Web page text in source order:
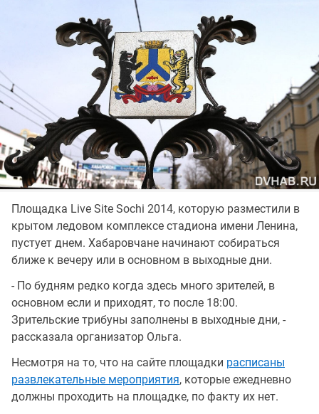
Площадка Live Site Sochi 2014, которую разместили в
крытом ледовом комплексе стадиона имени Ленина,
пустует днем. Хабаровчане начинают собираться
ближе к вечеру или в основном в выходные дни.
- По будням редко когда здесь много зрителей, в
основном если и приходят, то после 18:00.
Зрительские трибуны заполнены в выходные дни, -
рассказала организатор Ольга.
Несмотря на то, что на сайте площадки расписаны
развлекательные мероприятия, которые ежедневно
должны проходить на площадке, по факту их нет.